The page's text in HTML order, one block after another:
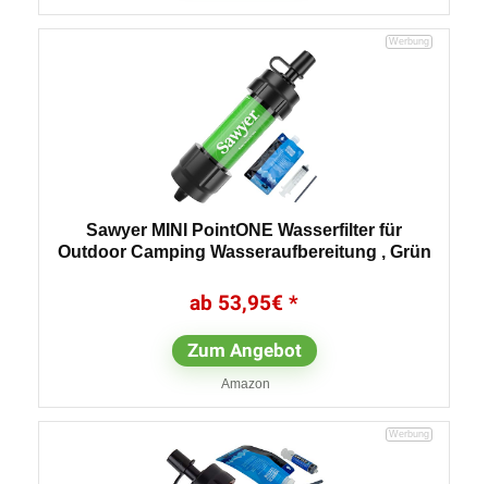
Sawyer MINI PointONE Wasserfilter für
Outdoor Camping Wasseraufbereitung , Grün
53,95€
Zum Angebot
Amazon